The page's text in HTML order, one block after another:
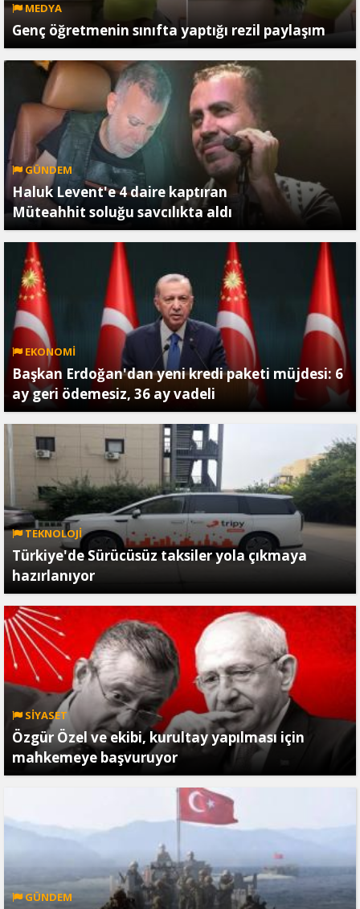
MEDYA
Genç öğretmenin sınıfta yaptığı rezil paylaşım
GÜNDEM
Haluk Levent'e 4 daire kaptıran
Müteahhit soluğu savcılıkta aldı
EKONOMİ
Başkan Erdoğan'dan yeni kredi paketi müjdesi: 6
ay geri ödemesiz, 36 ay vadeli
TEKNOLOJİ
Türkiye'de Sürücüsüz taksiler yola çıkmaya
hazırlanıyor
SİYASET
Özgür Özel ve ekibi, kurultay yapılması için
mahkemeye başvuruyor
GÜNDEM